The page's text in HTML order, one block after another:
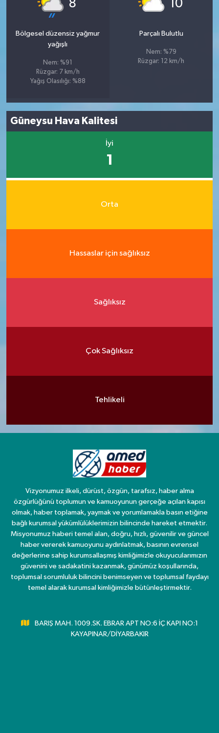
8
Bölgesel düzensiz yağmur
yağışlı
Nem: %91
Rüzgar: 7 km/h
Yağış Olasılığı: %88
10
Parçalı Bulutlu
Nem: %79
Rüzgar: 12 km/h
Güneysu Hava Kalitesi
İyi
1
Orta
Hassaslar için sağlıksız
Sağlıksız
Çok Sağlıksız
Tehlikeli
Vizyonumuz ilkeli, dürüst, özgün, tarafsız, haber alma
özgürlüğünü toplumun ve kamuoyunun gerçeğe açılan kapısı
olmak, haber toplamak, yaymak ve yorumlamakla basın etiğine
bağlı kurumsal yükümlülüklerimizin bilincinde hareket etmektir.
Misyonumuz haberi temel alan, doğru, hızlı, güvenilir ve güncel
haber vererek kamuoyunu aydınlatmak, basının evrensel
değerlerine sahip kurumsallaşmış kimliğimizle okuyucularımızın
güvenini ve sadakatini kazanmak, günümüz koşullarında,
toplumsal sorumluluk bilincini benimseyen ve toplumsal faydayı
temel alarak kurumsal kimliğimizle bütünleştirmektir.
BARIŞ MAH. 1009.SK. EBRAR APT NO:6 İÇ KAPI NO:1
KAYAPINAR/DİYARBAKIR